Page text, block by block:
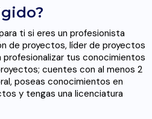
ti si eres un profesionista
de proyectos, líder de proyectos
tus conocimientos
cuentes con al menos 2
poseas conocimientos en
y tengas una licenciatura